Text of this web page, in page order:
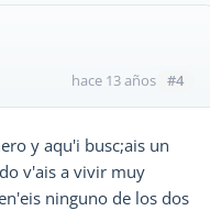
hace 13 años #4
y aqu'i busc;ais un
v'ais a vivir muy
ninguno de los dos